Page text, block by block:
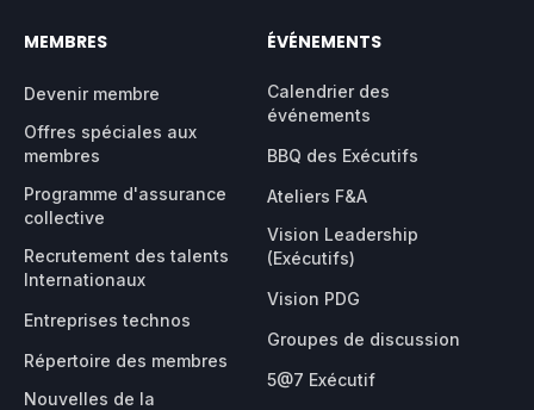
MEMBRES
Devenir membre
Offres spéciales aux
membres
Programme d'assurance
collective
Recrutement des talents
Internationaux
Entreprises technos
Répertoire des membres
Nouvelles de la
ÉVÉNEMENTS
Calendrier des
événements
BBQ des Exécutifs
Ateliers F&A
Vision Leadership
(Exécutifs)
Vision PDG
Groupes de discussion
5@7 Exécutif